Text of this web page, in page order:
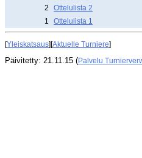
2
Ottelulista 2
1
Ottelulista 1
[Yleiskatsaus][Aktuelle Turniere]
Päivitetty: 21.11.15 (Palvelu